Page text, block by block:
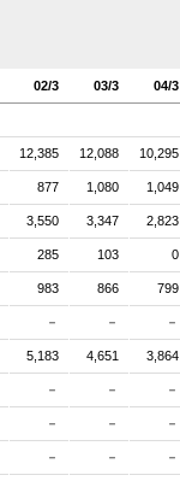
02/3 03/3 04/3
02/3 03/3 04/3
02/3 03/3 04/3
12,385 12,088 10,295
877 1,080 1,049
3,550 3,347 2,823
285 103 0
983 866 799
－ － －
5,183 4,651 3,864
－ － －
－ － －
－ － －
02/3 03/3 04/3
12,385 12,088 10,295
877 1,080 1,049
3,550 3,347 2,823
285 103 0
983 866 799
－ － －
5,183 4,651 3,864
－ － －
－ － －
－ － －